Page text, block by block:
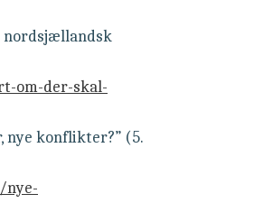
nordsjællandsk
om-der-skal-
nye konflikter?” (5.